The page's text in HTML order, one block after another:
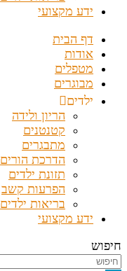
ידע מקצועי
דף הבית
אודות
מטפלים
מבוגרים
ילדים
הריון ולידה
קטנטנים
מתבגרים
הדרכת הורים
תזונת ילדים
הפרעות קשב
בריאות ילדים
ידע מקצועי
חיפוש